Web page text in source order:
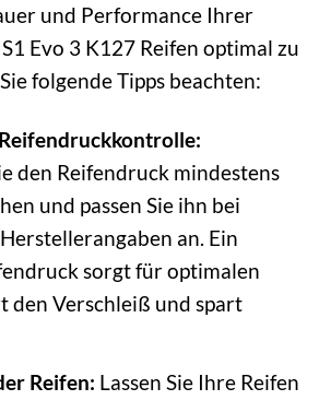
und Performance Ihrer
Evo 3 K127 Reifen optimal zu
folgende Tipps beachten:
den Reifendruck mindestens
und passen Sie ihn bei
an. Ein
sorgt für optimalen
den Verschleiß und spart
Reifen: Lassen Sie Ihre Reifen